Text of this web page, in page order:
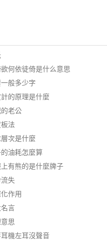
何依徒倚是什么意思
般多少字
的原理是什麼
老公
法
次是什麼
油耗怎麼算
有熊的是什麼牌子
失
作用
言
思
機左耳沒聲音